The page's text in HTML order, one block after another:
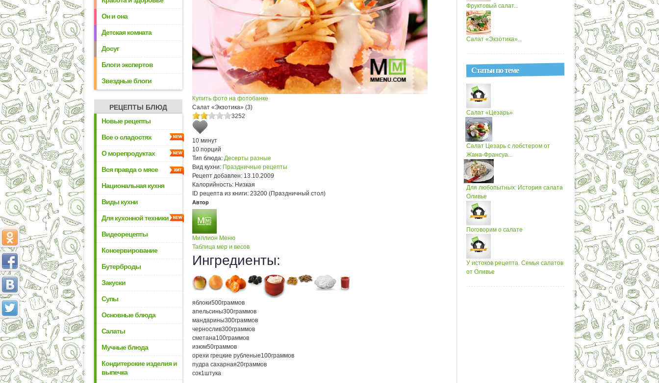
Он и она
Детская комната
Досуг
Блоги экспертов
Звездные блоги
РЕЦЕПТЫ БЛЮД
Новые рецепты
Все о сладостях
О морепродуктах
Вся правда о мясе
Национальная кухня
Виды кухни
Для кухонной техники
Видеорецепты
Консервирование
Бутерброды
Закуски
Супы
Основные блюда
Салаты
Мучные блюда
Кондитерские изделия и
выпечка
Купить фото на фотобанке
Салат «Экзотика» (3)
3252
10 минут
10 порций
Тип блюда: Десерты разные
Вид кухни: Праздничные рецепты
Рецепт добавлен: 13.10.2009
Калорийность: Низкая
ID рецепта из книги: 23200 (Праздничный стол)
Автор
Миллион Меню
Таблица мер и весов
Ингредиенты:
яблоки500граммов
апельсины300граммов
мандарины300граммов
чернослив300граммов
сметана100граммов
изюм50граммов
орехи грецкие рубленые100граммов
пудра сахарная20граммов
сок1штука
Фруктовый салат...
Салат «Экзотика»...
Статьи по теме
Салат «Цезарь»
Салат Цезарь с лобстером от
Жана-Франсуа...
Для любопытных: История салата
Оливье
Поговорим о салате
У истоков рецепта. Семья салатов
от Оливье